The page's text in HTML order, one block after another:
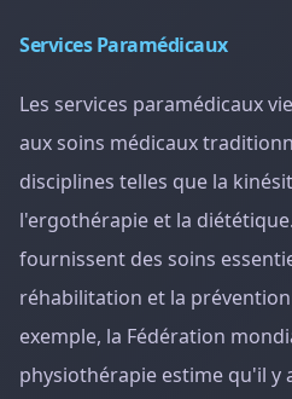
Services Paramédicaux
Les services paramédicaux
aux soins médicaux
disciplines telles que la
l'ergothérapie et la
fournissent des soins
réhabilitation et la
exemple, la Fédération
physiothérapie estime qu'il y